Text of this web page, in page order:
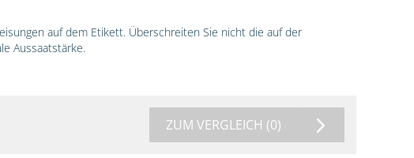
auf dem Etikett. Überschreiten Sie nicht die auf der
Aussaatstärke.
ZUM VERGLEICH (0)